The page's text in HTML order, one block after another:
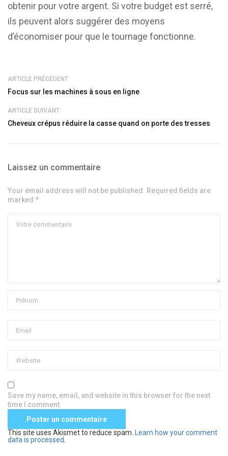
obtenir pour votre argent. Si votre budget est serré,
ils peuvent alors suggérer des moyens
d’économiser pour que le tournage fonctionne.
ARTICLE PRÉCÉDENT
Focus sur les machines à sous en ligne
ARTICLE SUIVANT
Cheveux crépus réduire la casse quand on porte des tresses
Laissez un commentaire
Your email address will not be published. Required fields are
marked *
Save my name, email, and website in this browser for the next
time I comment.
This site uses Akismet to reduce spam.
Learn how your comment
data is processed